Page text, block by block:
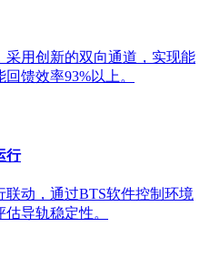
采用创新的双向通道，实现能
馈效率93%以上。
行
动，通过BTS软件控制环境
导轨稳定性。